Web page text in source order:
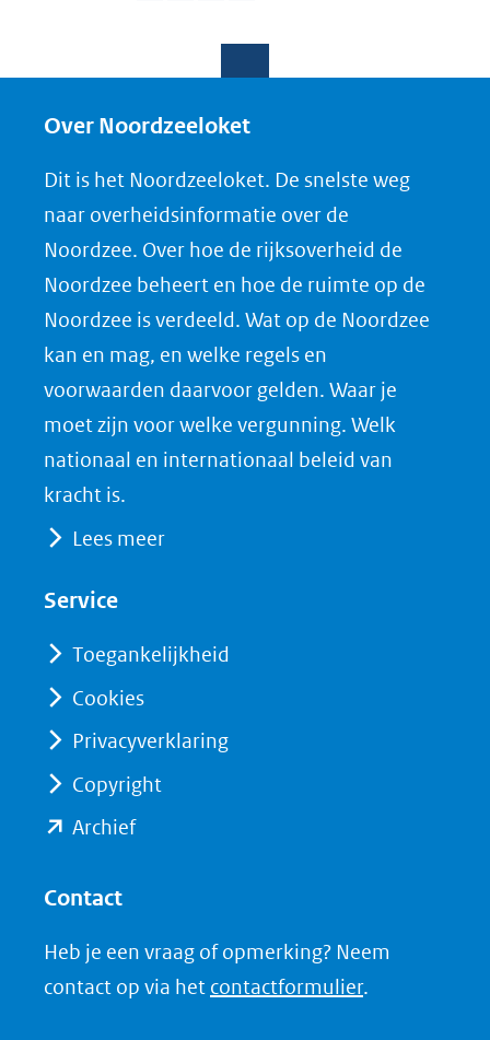
e
o
p
F
a
c
e
b
o
o
in
(verwijst
een
andere
website)
e
o
p
L
i
n
k
e
d
I
(verwijst
andere
e
o
p
X
(opent
in
nieuw
venster)
(verwijst
naar
n
o
a
d
P
D
F
Over Noordzeeloket
Dit is het Noordzeeloket. De snelste weg
naar overheidsinformatie over de
Noordzee. Over hoe de rijksoverheid de
Noordzee beheert en hoe de ruimte op de
Noordzee is verdeeld. Wat op de Noordzee
kan en mag, en welke regels en
voorwaarden daarvoor gelden. Waar je
moet zijn voor welke vergunning. Welk
nationaal en internationaal beleid van
kracht is.
Lees meer
Service
Toegankelijkheid
Cookies
Privacyverklaring
Copyright
Archief(opent
(verwijst
naar
Contact
Heb je een vraag of opmerking? Neem
contact op via het contactformulier.